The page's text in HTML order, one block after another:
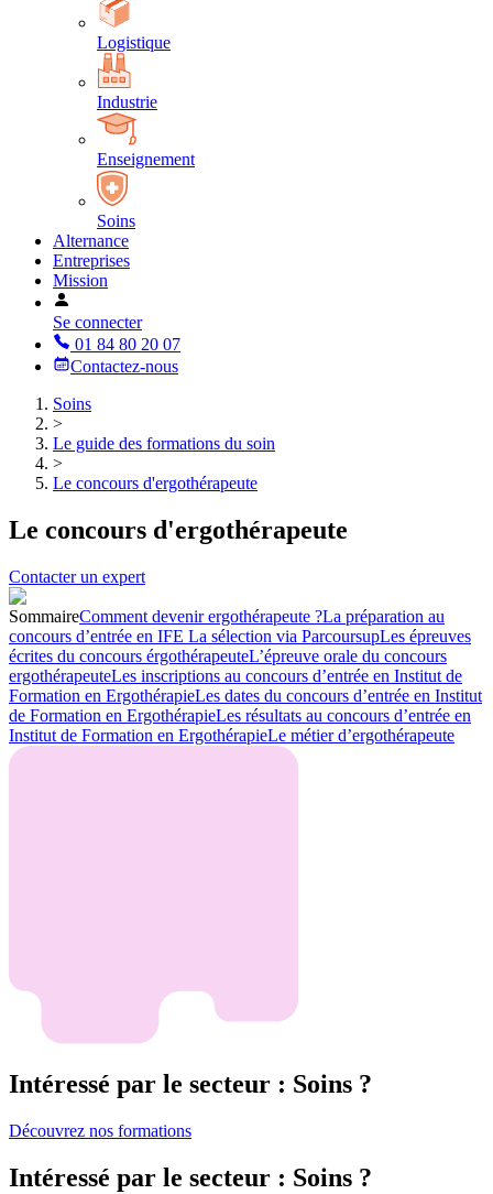
Logistique
Industrie
Enseignement
Soins
Alternance
Entreprises
Mission
Se connecter
01 84 80 20 07
Contactez-nous
Soins
>
Le guide des formations du soin
>
Le concours d'ergothérapeute
Le concours d'ergothérapeute
Contacter un expert
SommaireComment devenir ergothérapeute ?La préparation au
concours d’entrée en IFE La sélection via ParcoursupLes épreuves
écrites du concours érgothérapeuteL’épreuve orale du concours
ergothérapeuteLes inscriptions au concours d’entrée en Institut de
Formation en ErgothérapieLes dates du concours d’entrée en Institut
de Formation en ErgothérapieLes résultats au concours d’entrée en
Institut de Formation en ErgothérapieLe métier d’ergothérapeute
Intéressé par le secteur : Soins ?
Découvrez nos formations
Intéressé par le secteur : Soins ?